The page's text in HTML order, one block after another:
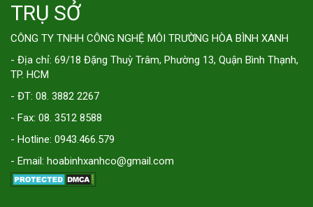
TRỤ SỞ
CÔNG TY TNHH CÔNG NGHỆ MÔI TRƯỜNG HÒA BÌNH XANH
- Địa chỉ: 69/18 Đặng Thuỳ Trâm, Phường 13, Quận Bình Thạnh,
TP. HCM
- ĐT: 08. 3882 2267
- Fax: 08. 3512 8588
- Hotline: 0943.466.579
- Email: hoabinhxanhco@gmail.com